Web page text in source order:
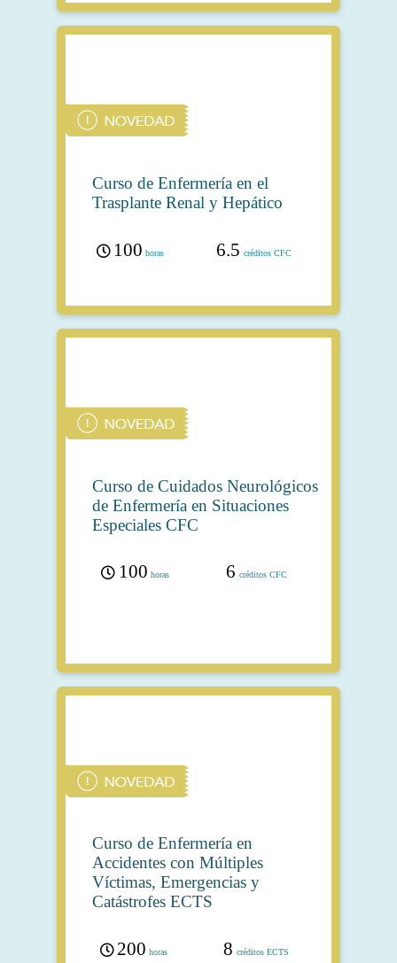
Curso de Enfermería en el
Trasplante Renal y Hepático
100 horas 6.5 créditos CFC
Curso de Cuidados Neurológicos
de Enfermería en Situaciones
Especiales CFC
100 horas 6 créditos CFC
Curso de Enfermería en
Accidentes con Múltiples
Víctimas, Emergencias y
Catástrofes ECTS
200 horas 8 créditos ECTS